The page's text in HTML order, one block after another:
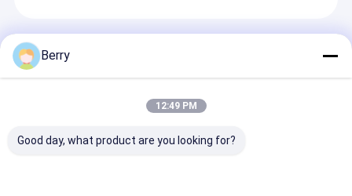
রোলার ব্লাইন্ড কিট
Recommended Products
Berry
12:49 PM
Good day, what product are you looking for?